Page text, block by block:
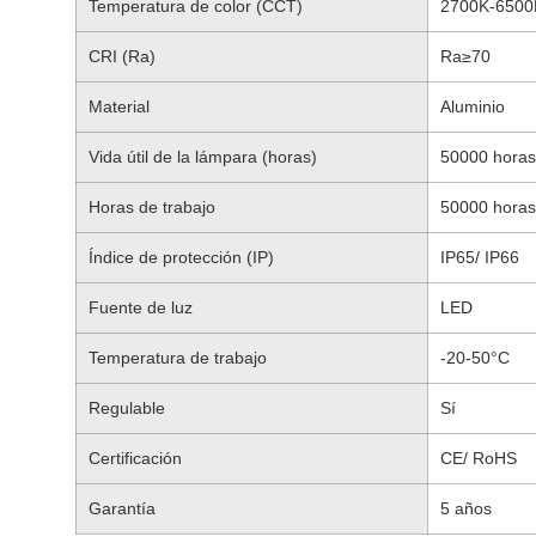
Temperatura de color (CCT) 2700K-
CRI (Ra) Ra≥70
Material Aluminio
Vida útil de la lámpara (horas) 50000 horas
Horas de trabajo 50000 horas
Índice de protección (IP) IP65/ IP66
Fuente de luz LED
Temperatura de trabajo -20-50°C
Regulable Sí
Certificación CE/ RoHS
Garantía 5 años